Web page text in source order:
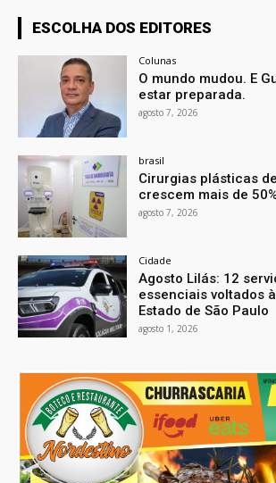
ESCOLHA DOS EDITORES
Colunas
O mundo mudou. E
estar preparada.
agosto 7, 2026
brasil
Cirurgias plásticas
crescem mais de
agosto 7, 2026
Cidade
Agosto Lilás: 12
essenciais voltados
Estado de São Paulo
agosto 1, 2026